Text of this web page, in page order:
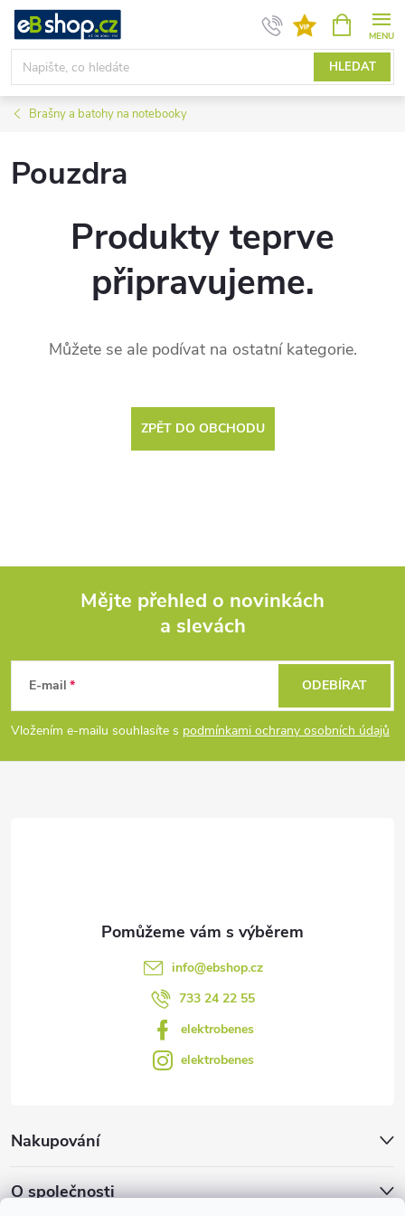
Přejít
obsah
HLEDAT
NÁKUPNÍ
KOŠÍK
Brašny a batohy na notebooky
Pouzdra
Produkty teprve
připravujeme.
Můžete se ale podívat na ostatní kategorie.
ZPĚT DO OBCHODU
p
Mějte přehled o novinkách
a slevách
E-mail
Vložením e-mailu souhlasíte s podmínkami ochrany osobních údajů
ODEBÍRAT
Nakupování
O společnosti
info@ebshop.cz
733 24 22 55
elektrobenes
elektrobenes